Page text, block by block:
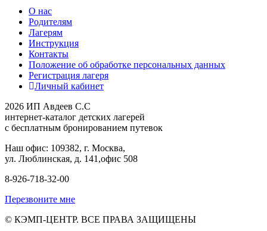
О нас
Родителям
Лагерям
Инструкция
Контакты
Положение об обработке персональных данных
Регистрация лагеря
Личный кабинет
2026 ИП Авдеев С.С
интернет-каталог детских лагерей
с бесплатным бронированием путевок
Наш офис: 109382, г. Москва,
ул. Люблинская, д. 141,офис 508
8-926-718-32-00
Перезвоните мне
© КЭМП-ЦЕНТР. ВСЕ ПРАВА ЗАЩИЩЕНЫ